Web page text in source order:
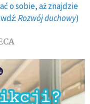
o sobie, aż znajdzie
Rozwój duchowy)